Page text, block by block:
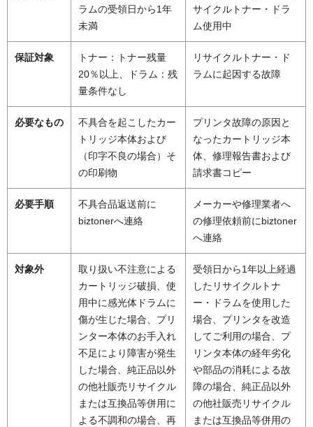
ラムの受領日から1年
未満
サイクルトナー・ドラ
ム使用中
保証対象
トナー：トナー残量
20％以上、ドラム：残
量条件なし
リサイクルトナー・ド
ラムに起因する故障
必要なもの
不具合を起こしたカー
トリッジ本体および
（印字不良の場合）そ
の印刷物
プリンタ故障の原因と
なったカートリッジ本
体、修理報告書および
請求書コピー
必要手順
不具合品返送前に
biztonerへ連絡
メーカーや修理業者へ
の修理依頼前にbiztoner
へ連絡
対象外
取り扱い不注意による
カートリッジ破損、使
用中に感光体ドラムに
傷が生じた場合、プリ
ンター本体のお手入れ
不足により障害が発生
した場合、純正品以外
の他社販売リサイクル
または互換品等併用に
よる不調和の場合、再
受領日から1年以上経過
したリサイクルトナ
ー・ドラムを使用した
場合、プリンタを改造
してご利用の場合、プ
リンタ本体の経年劣化
や部品の消耗による故
障の場合、純正品以外
の他社販売リサイクル
または互換品等併用の